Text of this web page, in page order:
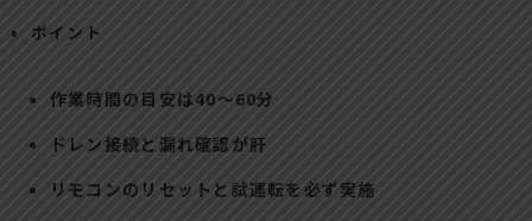
ポイント
作業時間の目安は40〜60分
ドレン接続と漏れ確認が肝
リモコンのリセットと試運転を必ず実施